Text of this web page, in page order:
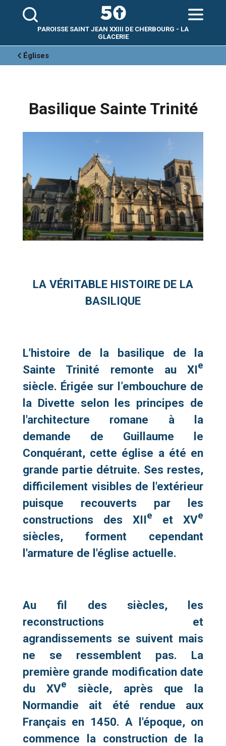
personnels
PAROISSE SAINT JEAN XXIII DE CHERBOURG - LA
GLACERIE
Églises
Basilique Sainte Trinité
LA VÉRITABLE HISTOIRE DE LA
BASILIQUE
L'histoire de la basilique de la
Sainte Trinité remonte au XIe
siècle. Érigée sur l’embouchure de
la Divette selon les principes de
l'architecture romane à la
demande de Guillaume le
Conquérant, cette église a été en
grande partie détruite. Ses restes,
difficilement visibles de l'extérieur
puisque recouverts par les
constructions des XIIe et XVe
siècles, forment cependant
l'armature de l'église actuelle.
Au fil des siècles, les
reconstructions et
agrandissements se suivent mais
ne se ressemblent pas. La
première grande modification date
du XVe
siècle, après que la
Normandie ait été rendue aux
Français en 1450. A l'époque, on
commence la construction de la